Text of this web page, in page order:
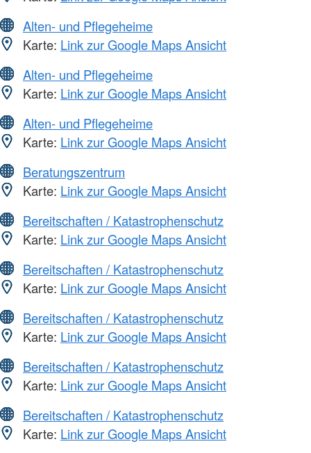
Alten- und Pflegeheime
Karte: Link zur Google Maps Ansicht
Alten- und Pflegeheime
Karte: Link zur Google Maps Ansicht
Alten- und Pflegeheime
Karte: Link zur Google Maps Ansicht
Beratungszentrum
Karte: Link zur Google Maps Ansicht
Bereitschaften / Katastrophenschutz
Karte: Link zur Google Maps Ansicht
Bereitschaften / Katastrophenschutz
Karte: Link zur Google Maps Ansicht
Bereitschaften / Katastrophenschutz
Karte: Link zur Google Maps Ansicht
Bereitschaften / Katastrophenschutz
Karte: Link zur Google Maps Ansicht
Bereitschaften / Katastrophenschutz
Karte: Link zur Google Maps Ansicht